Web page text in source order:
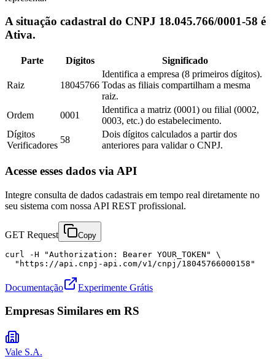
A situação cadastral do CNPJ 18.045.766/0001-58 é
Ativa.
Parte Dígitos Significado
Raiz 18045766
Identifica a empresa (8 primeiros dígitos).
Todas as filiais compartilham a mesma
raiz.
Ordem
0001
Identifica a matriz (0001) ou filial (0002,
0003, etc.) do estabelecimento.
Dígitos
Verificadores
58
Dois dígitos calculados a partir dos
anteriores para validar o CNPJ.
Acesse esses dados via API
Integre consulta de dados cadastrais em tempo real diretamente no
seu sistema com nossa API REST profissional.
GET Request Copy
curl -H "Authorization: Bearer YOUR_TOKEN" \
  "https://api.cnpj-api.com/v1/cnpj/18045766000158"
Documentação Experimente Grátis
Empresas Similares em RS
Vale S.A.